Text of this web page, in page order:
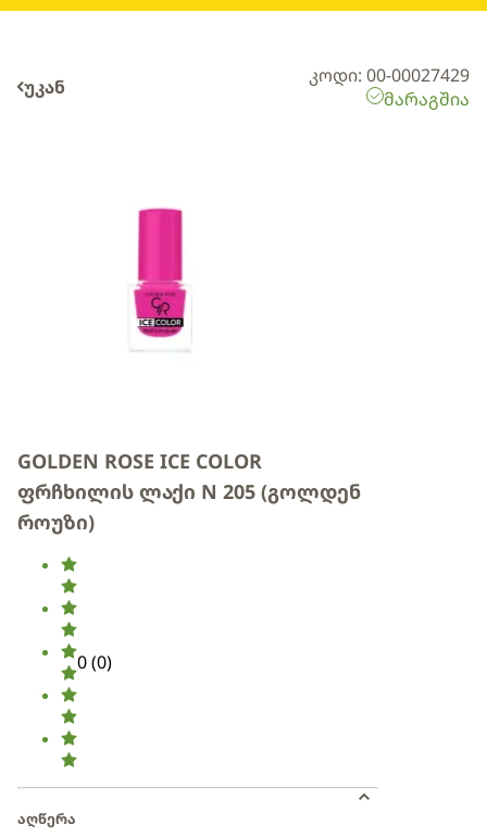
უკან
კოდი: 00-00027429
მარაგშია
GOLDEN ROSE ICE COLOR
ფრჩხილის ლაქი N 205 (გოლდენ
როუზი)
0(0)
აღწერა